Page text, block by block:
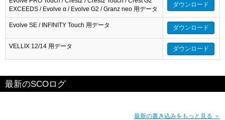
EXCEEDS / Evolve α / Evolve G2 / Granz neo 用データ
ダウンロード
Evolve SE / INFINITY Touch 用データ ダウンロード
VELLIX 12/14 用データ ダウンロード
最新のSCOログ
最新の書き込みをもっと見る ＞